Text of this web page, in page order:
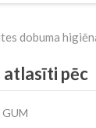
dobuma
pēc
GUM